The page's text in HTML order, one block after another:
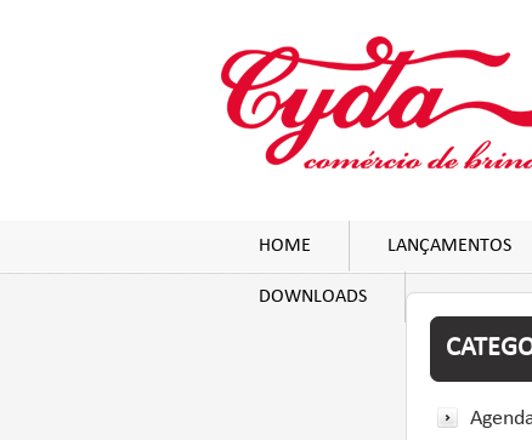
HOME LANÇAMENTOS
DOWNLOADS